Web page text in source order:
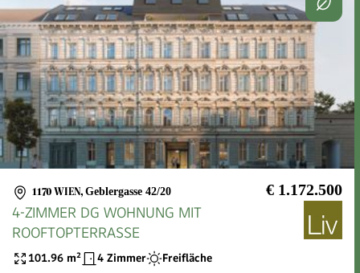
1170 WIEN, Geblergasse 42/20 € 1.172.500
4-ZIMMER DG WOHNUNG MIT
ROOFTOPTERRASSE
101.96 m² 4 Zimmer Freifläche